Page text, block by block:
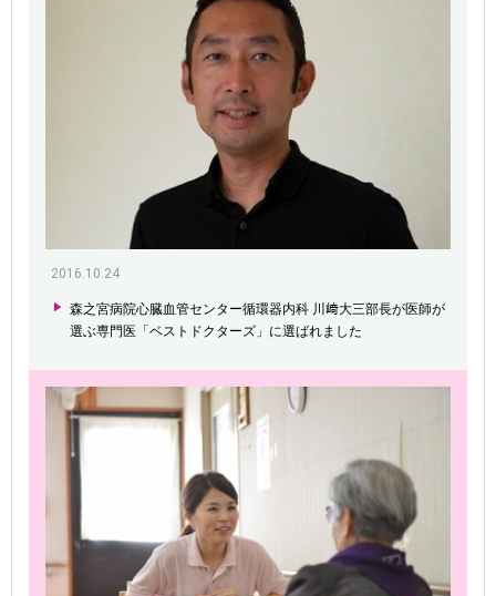
2016.10.24
森之宮病院心臓血管センター循環器内科 川﨑大三部長が医師が
選ぶ専門医「ベストドクターズ」に選ばれました